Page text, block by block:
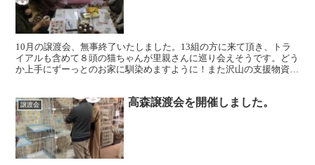
10月の譲渡会、無事終了いたしました。13組の方に来て頂き、トラ
イアルも含めて８頭の猫ちゃんが里親さんに巡り会えそうです。どう
か上手にずーっとのお家に馴染めますように！また沢山の支援物資を
譲渡会 高森譲渡会を開催しました。